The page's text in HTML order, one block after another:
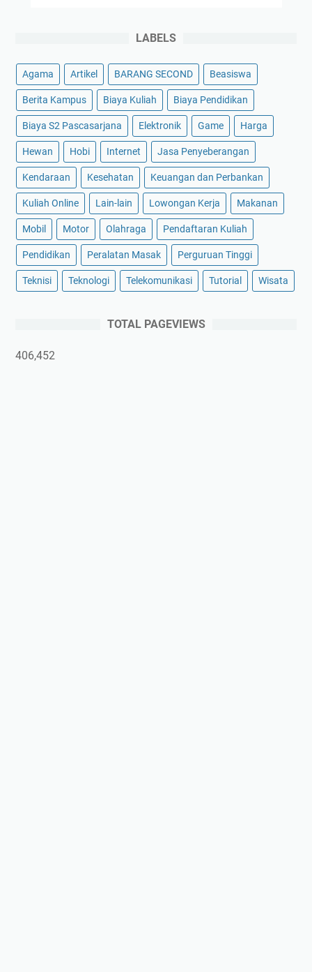
LABELS
Agama Artikel BARANG SECOND Beasiswa
Berita Kampus Biaya Kuliah Biaya Pendidikan
Biaya S2 Pascasarjana Elektronik Game Harga
Hewan Hobi Internet Jasa Penyeberangan
Kendaraan Kesehatan Keuangan dan Perbankan
Kuliah Online Lain-lain Lowongan Kerja Makanan
Mobil Motor Olahraga Pendaftaran Kuliah
Pendidikan Peralatan Masak Perguruan Tinggi
Teknisi Teknologi Telekomunikasi Tutorial Wisata
TOTAL PAGEVIEWS
406,452